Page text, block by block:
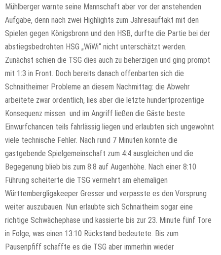
Mühlberger warnte seine Mannschaft aber vor der anstehenden
Aufgabe, denn nach zwei Highlights zum Jahresauftakt mit den
Spielen gegen Königsbronn und den HSB, durfte die Partie bei der
abstiegsbedrohten HSG „WiWi“ nicht unterschätzt werden.
Zunächst schien die TSG dies auch zu beherzigen und ging prompt
mit 1:3 in Front. Doch bereits danach offenbarten sich die
Schnaitheimer Probleme an diesem Nachmittag: die Abwehr
arbeitete zwar ordentlich, lies aber die letzte hundertprozentige
Konsequenz missen und im Angriff ließen die Gäste beste
Einwurfchancen teils fahrlässig liegen und erlaubten sich ungewohnt
viele technische Fehler. Nach rund 7 Minuten konnte die
gastgebende Spielgemeinschaft zum 4:4 ausgleichen und die
Begegenung blieb bis zum 8:8 auf Augenhöhe. Nach einer 8:10
Führung scheiterte die TSG vermehrt am ehemaligen
Württembergligakeeper Gresser und verpasste es den Vorsprung
weiter auszubauen. Nun erlaubte sich Schnaitheim sogar eine
richtige Schwächephase und kassierte bis zur 23. Minute fünf Tore
in Folge, was einen 13:10 Rückstand bedeutete. Bis zum
Pausenpfiff schaffte es die TSG aber immerhin wieder